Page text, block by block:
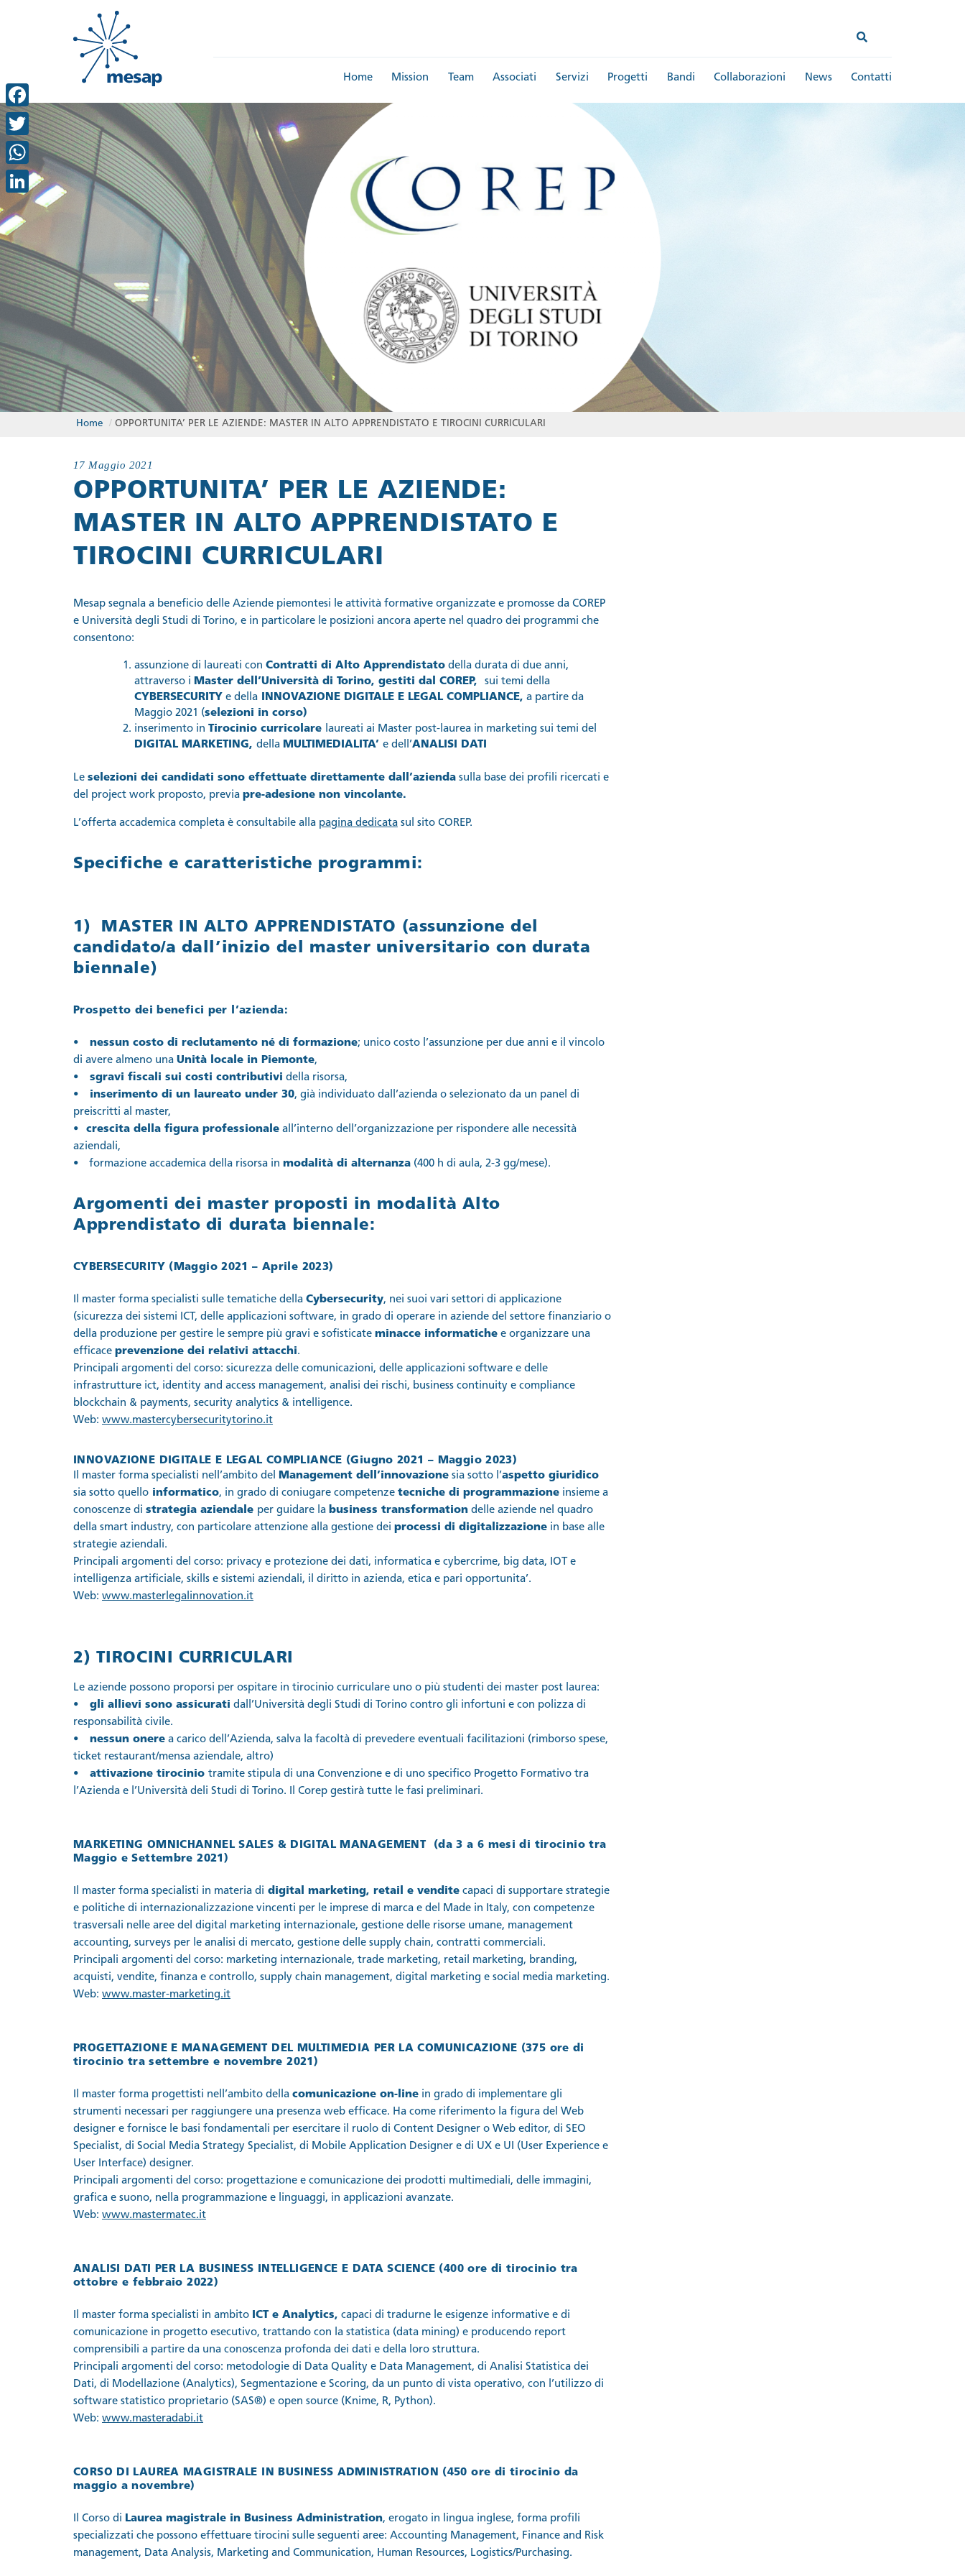
Home Mission Team Associati Servizi Progetti Bandi Collaborazioni News Contatti
Home / OPPORTUNITA’ PER LE AZIENDE: MASTER IN ALTO APPRENDISTATO E TIROCINI CURRICULARI
17 Maggio 2021
OPPORTUNITA’ PER LE AZIENDE:
MASTER IN ALTO APPRENDISTATO E
TIROCINI CURRICULARI
Mesap segnala a beneficio delle Aziende piemontesi le attività formative organizzate e promosse da COREP
e Università degli Studi di Torino, e in particolare le posizioni ancora aperte nel quadro dei programmi che
consentono:
assunzione di laureati con Contratti di Alto Apprendistato della durata di due anni,
attraverso i Master dell’Università di Torino, gestiti dal COREP, sui temi della
CYBERSECURITY e della INNOVAZIONE DIGITALE E LEGAL COMPLIANCE, a partire da
Maggio 2021 (selezioni in corso)
inserimento in Tirocinio curricolare laureati ai Master post-laurea in marketing sui temi del
DIGITAL MARKETING, della MULTIMEDIALITA’ e dell’ANALISI DATI
Le selezioni dei candidati sono effettuate direttamente dall’azienda sulla base dei profili ricercati e
del project work proposto, previa pre-adesione non vincolante.
L’offerta accademica completa è consultabile alla pagina dedicata sul sito COREP.
Specifiche e caratteristiche programmi:
1) MASTER IN ALTO APPRENDISTATO (assunzione del
candidato/a dall’inizio del master universitario con durata
biennale)
Prospetto dei benefici per l’azienda:
• nessun costo di reclutamento né di formazione; unico costo l’assunzione per due anni e il vincolo
di avere almeno una Unità locale in Piemonte,
• sgravi fiscali sui costi contributivi della risorsa,
• inserimento di un laureato under 30, già individuato dall’azienda o selezionato da un panel di
preiscritti al master,
• crescita della figura professionale all’interno dell’organizzazione per rispondere alle necessità
aziendali,
•
formazione accademica della risorsa in modalità di alternanza (400 h di aula, 2-3 gg/mese).
Argomenti dei master proposti in modalità Alto
Apprendistato di durata biennale:
CYBERSECURITY (Maggio 2021 – Aprile 2023)
Il master forma specialisti sulle tematiche della Cybersecurity, nei suoi vari settori di applicazione
(sicurezza dei sistemi ICT, delle applicazioni software, in grado di operare in aziende del settore finanziario o
della produzione per gestire le sempre più gravi e sofisticate minacce informatiche e organizzare una
efficace prevenzione dei relativi attacchi.
Principali argomenti del corso: sicurezza delle comunicazioni, delle applicazioni software e delle
infrastrutture ict, identity and access management, analisi dei rischi, business continuity e compliance
blockchain & payments, security analytics & intelligence.
Web: www.mastercybersecuritytorino.it
INNOVAZIONE DIGITALE E LEGAL COMPLIANCE (Giugno 2021 – Maggio 2023)
Il master forma specialisti nell’ambito del
Management dell’innovazione sia sotto l’aspetto giuridico
sia sotto quello informatico, in grado di coniugare competenze tecniche di programmazione insieme a
conoscenze di strategia aziendale per guidare la business transformation delle aziende nel quadro
della smart industry, con particolare attenzione alla gestione dei processi di digitalizzazione in base alle
strategie aziendali.
Principali argomenti del corso: privacy e protezione dei dati, informatica e cybercrime, big data, IOT e
intelligenza artificiale, skills e sistemi aziendali, il diritto in azienda, etica e pari opportunita’.
Web: www.masterlegalinnovation.it
2) TIROCINI CURRICULARI
Le aziende possono proporsi per ospitare in tirocinio curriculare uno o più studenti dei master post laurea:
• gli allievi sono assicurati dall’Università degli Studi di Torino contro gli infortuni e con polizza di
responsabilità civile.
• nessun onere a carico dell’Azienda, salva la facoltà di prevedere eventuali facilitazioni (rimborso spese,
ticket restaurant/mensa aziendale, altro)
• attivazione tirocinio tramite stipula di una Convenzione e di uno specifico Progetto Formativo tra
l’Azienda e l’Università deli Studi di Torino. Il Corep gestirà tutte le fasi preliminari.
MARKETING OMNICHANNEL SALES & DIGITAL MANAGEMENT (da 3 a 6 mesi di tirocinio tra
Maggio e Settembre 2021)
Il master forma specialisti in materia di digital marketing, retail e vendite capaci di supportare strategie
e politiche di internazionalizzazione vincenti per le imprese di marca e del Made in Italy, con competenze
trasversali nelle aree del digital marketing internazionale, gestione delle risorse umane, management
accounting, surveys per le analisi di mercato, gestione delle supply chain, contratti commerciali.
Principali argomenti del corso: marketing internazionale, trade marketing, retail marketing, branding,
acquisti, vendite, finanza e controllo, supply chain management, digital marketing e social media marketing.
Web: www.master-marketing.it
PROGETTAZIONE E MANAGEMENT DEL MULTIMEDIA PER LA COMUNICAZIONE (375 ore di
tirocinio tra settembre e novembre 2021)
Il master forma progettisti nell’ambito della comunicazione on-line in grado di implementare gli
strumenti necessari per raggiungere una presenza web efficace. Ha come riferimento la figura del Web
designer e fornisce le basi fondamentali per esercitare il ruolo di Content Designer o Web editor, di SEO
Specialist, di Social Media Strategy Specialist, di Mobile Application Designer e di UX e UI (User Experience e
User Interface) designer.
Principali argomenti del corso: progettazione e comunicazione dei prodotti multimediali, delle immagini,
grafica e suono, nella programmazione e linguaggi, in applicazioni avanzate.
Web: www.mastermatec.it
ANALISI DATI PER LA BUSINESS INTELLIGENCE E DATA SCIENCE (400 ore di tirocinio tra
ottobre e febbraio 2022)
Il master forma specialisti in ambito ICT e Analytics, capaci di tradurne le esigenze informative e di
comunicazione in progetto esecutivo, trattando con la statistica (data mining) e producendo report
comprensibili a partire da una conoscenza profonda dei dati e della loro struttura.
Principali argomenti del corso: metodologie di Data Quality e Data Management, di Analisi Statistica dei
Dati, di Modellazione (Analytics), Segmentazione e Scoring, da un punto di vista operativo, con l’utilizzo di
software statistico proprietario (SAS®) e open source (Knime, R, Python).
Web: www.masteradabi.it
CORSO DI LAUREA MAGISTRALE IN BUSINESS ADMINISTRATION (450 ore di tirocinio da
maggio a novembre)
Il Corso di Laurea magistrale in Business Administration, erogato in lingua inglese, forma profili
specializzati che possono effettuare tirocini sulle seguenti aree: Accounting Management, Finance and Risk
management, Data Analysis, Marketing and Communication, Human Resources, Logistics/Purchasing.
Facebook
Twitter
WhatsApp
LinkedIn